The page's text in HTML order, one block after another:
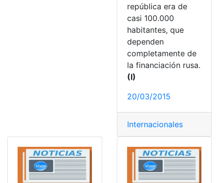
república era de
casi 100.000
habitantes, que
dependen
completamente de
la financiación rusa.
(I)
20/03/2015
Internacionales